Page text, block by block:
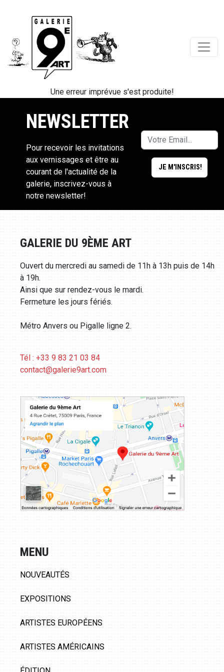
Une erreur imprévue s'est produite!
NEWSLETTER
Pour recevoir les invitations
aux vernissages et être au
courant de l'actualité de la
galerie, inscrivez-vous à
notre newsletter!
GALERIE DU 9ÈME ART
Ouvert du mercredi au samedi de 11h à 13h puis de 14h
à 19h.
Ainsi que sur rendez-vous le mardi.
Fermeture les jours fériés.
Métro Anvers ou Pigalle ligne 2.
Tél : +33 9 83 21 03 84
contact@galerie9art.com
MENU
NOUVEAUTÉS
EXPOSITIONS
ARTISTES EUROPÉENS
ARTISTES AMÉRICAINS